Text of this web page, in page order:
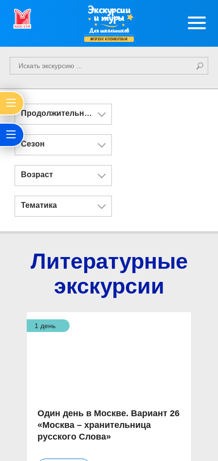
Экскурсии
и туры
Для школьников
интересно и познавательно
Продолжительность
Сезон
Возраст
Тематика
Литературные
экскурсии
1 день
Один день в Москве. Вариант 26
«Москва – хранительница
русского Слова»